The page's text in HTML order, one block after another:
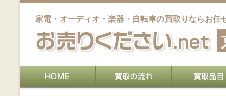
家電・オーディオ・楽器・自転車の買取りならお任